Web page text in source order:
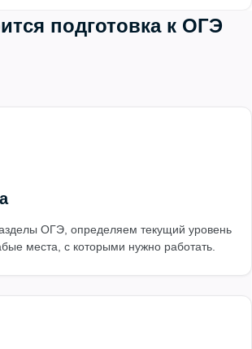
подготовка к ОГЭ
ОГЭ, определяем текущий уровень
места, с которыми нужно работать.